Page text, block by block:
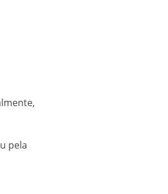
pela